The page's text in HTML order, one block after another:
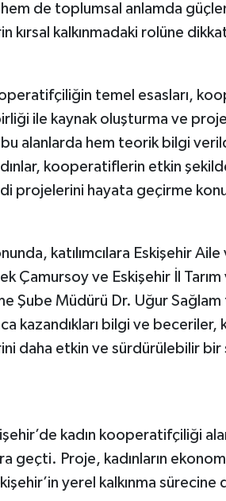
de toplumsal anlamda
kırsal kalkınmadaki rolüne
temel esasları,
ile kaynak oluşturma ve
bu alanlarda hem teorik bilgi
kooperatiflerin etkin
projelerini hayata geçirme
katılımcılara Eskişehir
Çamursoy ve Eskişehir İl
Şube Müdürü Dr. Uğur
kazandıkları bilgi ve beceriler,
daha etkin ve sürdürülebilir
kadın kooperatifçiliği
geçti. Proje, kadınların
yerel kalkınma sürecine